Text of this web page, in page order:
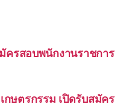
ครสอบพนักงานราชการ
กษตรกรรม เปิดรับสมัคร